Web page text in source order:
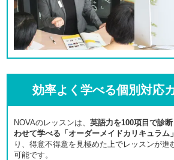
効率よく学べる個別対応
NOVAのレッスンは、 英語力を100項目で診
わせて学べる「オーダーメイドカリキュラム
り、得意不得意を見極めた上でレッスンが進
可能です。